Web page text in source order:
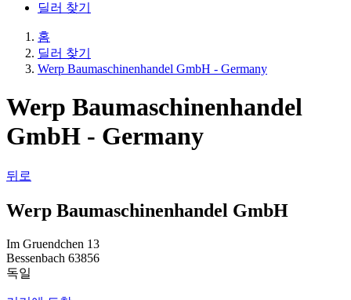
딜러 찾기
홈
딜러 찾기
Werp Baumaschinenhandel GmbH - Germany
Werp Baumaschinenhandel
GmbH - Germany
뒤로
Werp Baumaschinenhandel GmbH
Im Gruendchen 13
Bessenbach 63856
독일